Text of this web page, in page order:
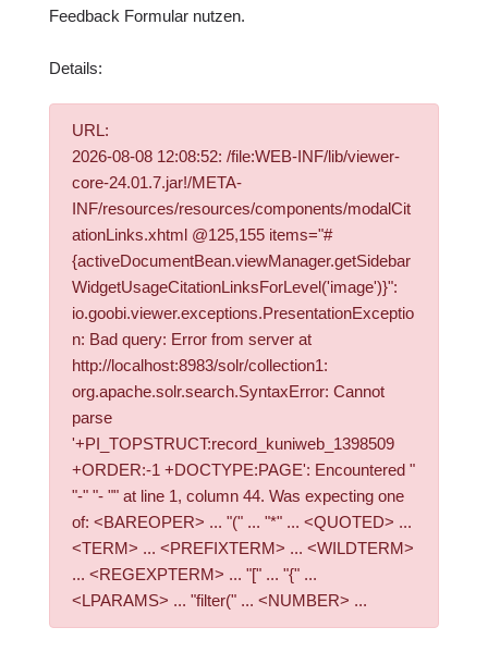
Feedback Formularnutzen.
Details:
URL:
2026-08-08 12:08:52: /file:WEB-INF/lib/viewer-
core-24.01.7.jar!/META-
INF/resources/resources/components/modalCit
ationLinks.xhtml @125,155 items="#
{activeDocumentBean.viewManager.getSidebar
WidgetUsageCitationLinksForLevel('image')}":
io.goobi.viewer.exceptions.PresentationExceptio
n: Bad query: Error from server at
http://localhost:8983/solr/collection1:
org.apache.solr.search.SyntaxError: Cannot
parse
'+PI_TOPSTRUCT:record_kuniweb_1398509
+ORDER:-1 +DOCTYPE:PAGE': Encountered "
"-" "- "" at line 1, column 44. Was expecting one
of: <BAREOPER> ... "(" ... "*" ... <QUOTED> ...
<TERM> ... <PREFIXTERM> ... <WILDTERM>
... <REGEXPTERM> ... "[" ... "{" ...
<LPARAMS> ... "filter(" ... <NUMBER> ...